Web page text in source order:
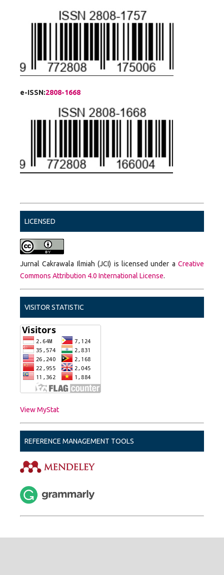
e-ISSN:2808-1668
LICENSED
Jurnal Cakrawala Ilmiah (JCI) is licensed under aCreative
Commons Attribution 4.0 International License.
VISITOR STATISTIC
View MyStat
REFERENCE MANAGEMENT TOOLS